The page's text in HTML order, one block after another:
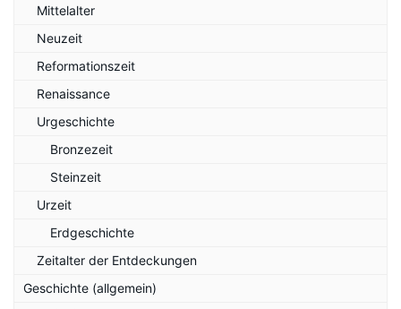
Mittelalter
Neuzeit
Reformationszeit
Renaissance
Urgeschichte
Bronzezeit
Steinzeit
Urzeit
Erdgeschichte
Zeitalter der Entdeckungen
Geschichte (allgemein)